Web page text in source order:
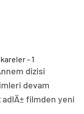
dizisi
devam
adlÄ± filmden yeni